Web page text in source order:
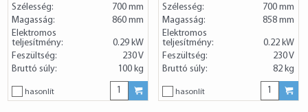
Szélesség:
700 mm
Magasság:
860 mm
Elektromos
teljesítmény:
0.29 kW
Feszültség:
230 V
Bruttó súly:
100 kg
hasonlít
Szélesség:
700 mm
Magasság:
858 mm
Elektromos
teljesítmény:
0.22 kW
Feszültség:
230 V
Bruttó súly:
82 kg
hasonlít